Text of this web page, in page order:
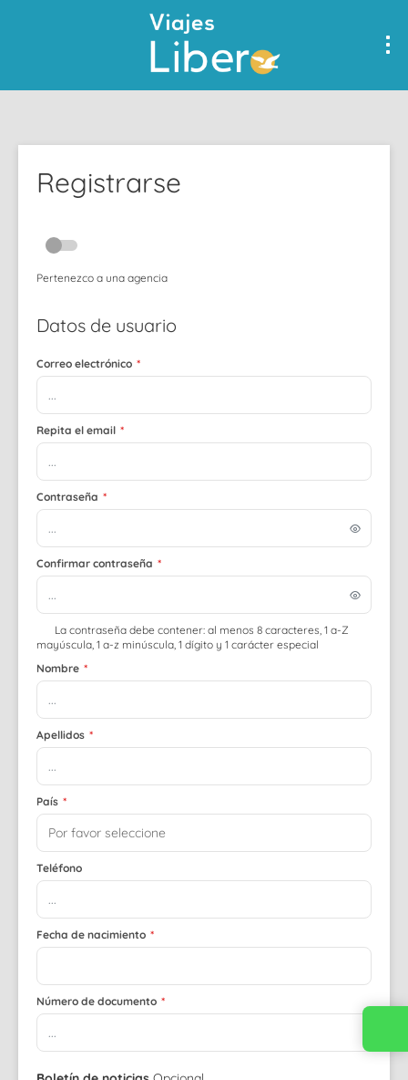
Registrarse
Pertenezco a una agencia
Datos de usuario
Correo electrónico *
Repita el email *
Contraseña *
Confirmar contraseña *
La contraseña debe contener: al menos 8 caracteres, 1 a-Z
mayúscula, 1 a-z minúscula, 1 dígito y 1 carácter especial
Nombre *
Apellidos *
País *
Teléfono
Fecha de nacimiento *
Número de documento *